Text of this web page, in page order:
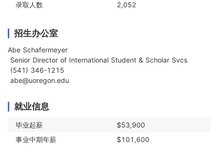
录取人数
2,052
招生办公室
Abe Schafermeyer
abe@uoregon.edu
就业信息
毕业起薪
$53,900
事业中期年薪
$101,600